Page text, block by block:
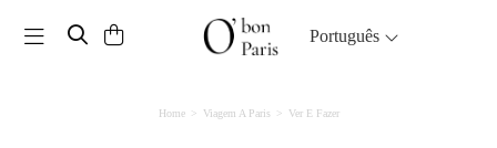
Toggle navigation Português
Home Viagem A Paris Ver E Fazer